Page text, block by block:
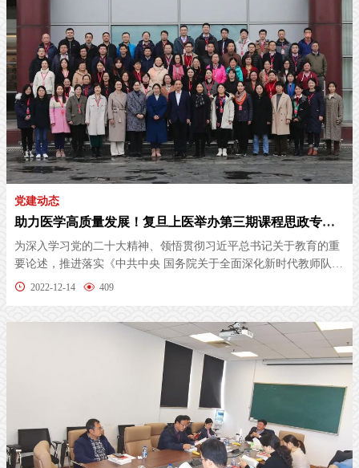
党建动态
助力医学高质量发展！复旦上医举办第三期课程思政专题培训班
为深入学习党的二十大精神、领悟贯彻习近平总书记关于教育的重
要论述，推进落实《中共中央 国务院关于全面深化新时代教师队伍
建设改...
2022-12-14 409